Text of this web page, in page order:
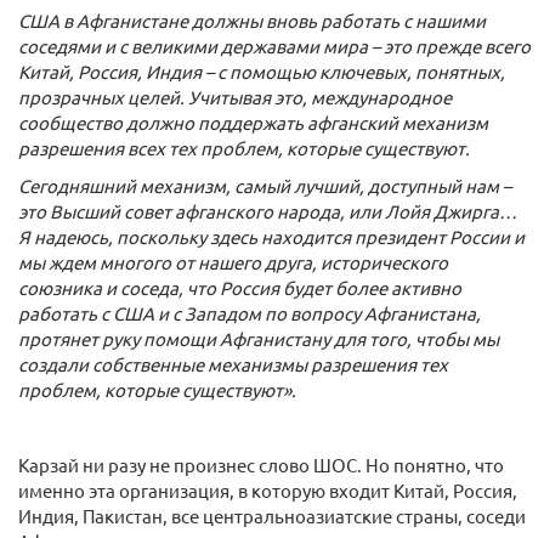
США в Афганистане должны вновь работать с нашими
соседями и с великими державами мира – это прежде всего
Китай, Россия, Индия – с помощью ключевых, понятных,
прозрачных целей. Учитывая это, международное
сообщество должно поддержать афганский механизм
разрешения всех тех проблем, которые существуют.
Сегодняшний механизм, самый лучший, доступный нам –
это Высший совет афганского народа, или Лойя Джирга…
Я надеюсь, поскольку здесь находится президент России и
мы ждем многого от нашего друга, исторического
союзника и соседа, что Россия будет более активно
работать с США и с Западом по вопросу Афганистана,
протянет руку помощи Афганистану для того, чтобы мы
создали собственные механизмы разрешения тех
проблем, которые существуют».
Карзай ни разу не произнес слово ШОС. Но понятно, что
именно эта организация, в которую входит Китай, Россия,
Индия, Пакистан, все центральноазиатские страны, соседи